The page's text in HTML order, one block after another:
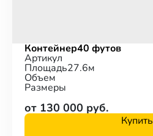
Контейнер40 футов
Артикул
Площадь27.6м
Объем
Размеры
от 130 000 руб.
Купить